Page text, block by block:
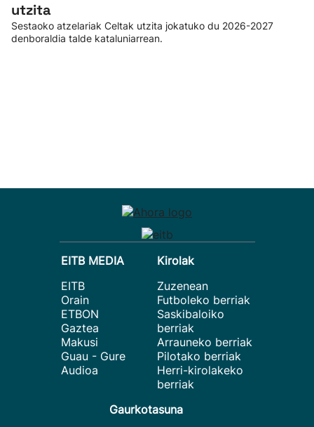
utzita
Sestaoko atzelariak Celtak utzita jokatuko du 2026-2027
denboraldia talde kataluniarrean.
EITB MEDIA
EITB
Orain
ETBON
Gaztea
Makusi
Guau - Gure
Audioa
Kirolak
Zuzenean
Futboleko berriak
Saskibaloiko
berriak
Arrauneko berriak
Pilotako berriak
Herri-kirolakeko
berriak
Gaurkotasuna